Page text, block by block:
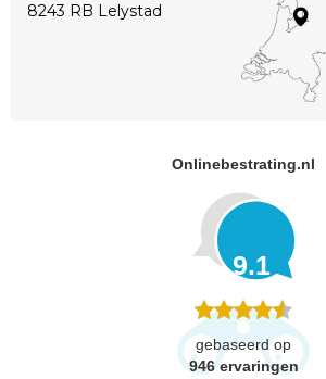
8243 RB Lelystad
Onlinebestrating.nl
9.1
gebaseerd op
946 ervaringen